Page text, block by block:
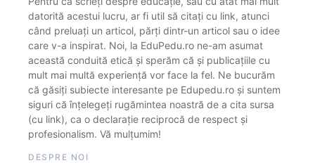
datorită acestui lucru, ar fi util să citați cu link, atunci
când preluați un articol, părți dintr-un articol sau o idee
care v-a inspirat. Noi, la EduPedu.ro ne-am asumat
această conduită etică și sperăm că și publicațiile cu
mult mai multă experiență vor face la fel. Ne bucurăm
că găsiți subiecte interesante pe Edupedu.ro și suntem
siguri că înțelegeți rugămintea noastră de a cita sursa
(cu link), ca o declarație reciprocă de respect și
profesionalism. Vă mulțumim!
DESPRE NOI